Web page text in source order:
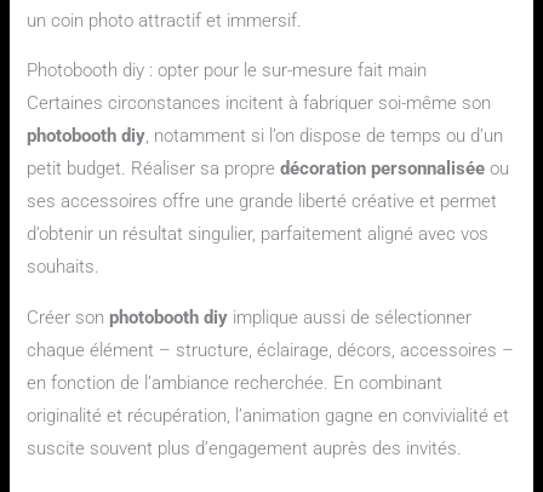
un coin photo attractif et immersif.
Photobooth diy : opter pour le sur-mesure fait main
Certaines circonstances incitent à fabriquer soi-même son
photobooth diy, notamment si l’on dispose de temps ou d’un
petit budget. Réaliser sa propredécoration personnalisée ou
ses accessoires offre une grande liberté créative et permet
d’obtenir un résultat singulier, parfaitement aligné avec vos
souhaits.
Créer sonphotobooth diy implique aussi de sélectionner
chaque élément – structure, éclairage, décors, accessoires –
en fonction de l’ambiance recherchée. En combinant
originalité et récupération, l’animation gagne en convivialité et
suscite souvent plus d’engagement auprès des invités.